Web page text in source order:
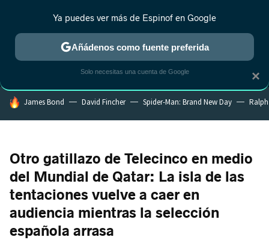
MENÚ NUEVO
ESTRENOS REALITY ANIME RANKINGS CINE
HOY SE HABLA DE
James Bond David Fincher Spider-Man: Brand New Day
Otro gatillazo de Telecinco en medio
del Mundial de Qatar: La isla de las
tentaciones vuelve a caer en
audiencia mientras la selección
española arrasa
×
Ya puedes ver más de Espinof en Google
Añádenos como fuente preferida
Solo necesitas una cuenta de Google